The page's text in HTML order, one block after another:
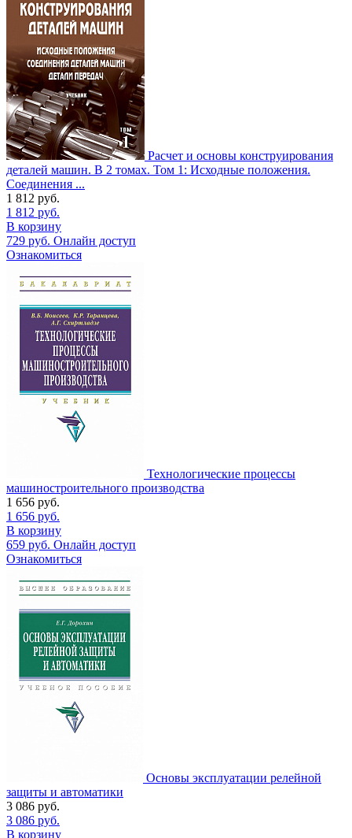
Расчет и основы конструирования
деталей машин. В 2 томах. Том 1: Исходные положения.
Соединения ...
1 812 руб.
1 812 руб.
В корзину
729 руб. Онлайн доступ
Ознакомиться
Технологические процессы
машиностроительного производства
1 656 руб.
1 656 руб.
В корзину
659 руб. Онлайн доступ
Ознакомиться
Основы эксплуатации релейной
защиты и автоматики
3 086 руб.
3 086 руб.
В корзину